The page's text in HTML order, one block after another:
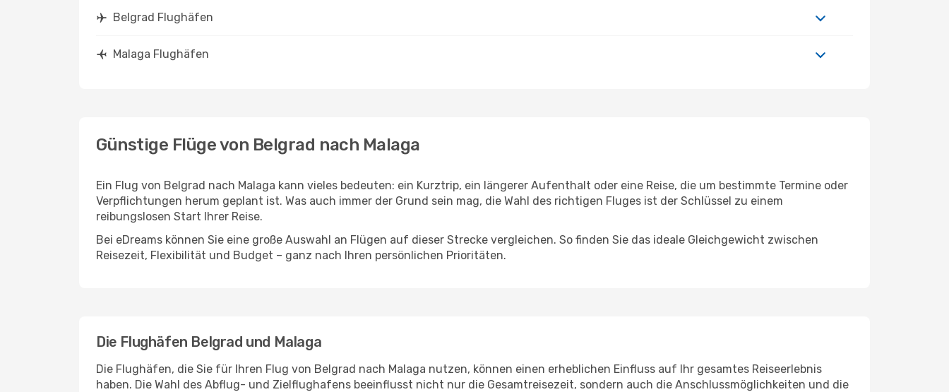
Belgrad Flughäfen
Malaga Flughäfen
Günstige Flüge von Belgrad nach Malaga
Ein Flug von Belgrad nach Malaga kann vieles bedeuten: ein Kurztrip, ein längerer Aufenthalt oder eine Reise, die um bestimmte Termine oder
Verpflichtungen herum geplant ist. Was auch immer der Grund sein mag, die Wahl des richtigen Fluges ist der Schlüssel zu einem
reibungslosen Start Ihrer Reise.
Bei eDreams können Sie eine große Auswahl an Flügen auf dieser Strecke vergleichen. So finden Sie das ideale Gleichgewicht zwischen
Reisezeit, Flexibilität und Budget – ganz nach Ihren persönlichen Prioritäten.
Die Flughäfen Belgrad und Malaga
Die Flughäfen, die Sie für Ihren Flug von Belgrad nach Malaga nutzen, können einen erheblichen Einfluss auf Ihr gesamtes Reiseerlebnis
haben. Die Wahl des Abflug- und Zielflughafens beeinflusst nicht nur die Gesamtreisezeit, sondern auch die Anschlussmöglichkeiten und die